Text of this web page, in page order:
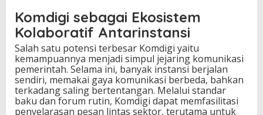
Komdigi sebagai Ekosistem
Kolaboratif Antarinstansi
Salah satu potensi terbesar Komdigi yaitu
kemampuannya menjadi simpul jejaring komunikasi
pemerintah. Selama ini, banyak instansi berjalan
sendiri, memakai gaya komunikasi berbeda, bahkan
terkadang saling bertentangan. Melalui standar
baku dan forum rutin, Komdigi dapat memfasilitasi
penyelarasan pesan lintas sektor, terutama untuk